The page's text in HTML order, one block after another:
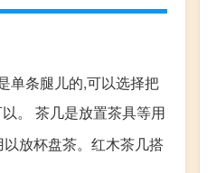
单条腿儿的,可以选择把
。 茶几是放置茶具等用
放杯盘茶。红木茶几搭